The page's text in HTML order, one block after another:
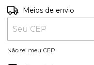
Entregas para o CEP:
Meios de envio
Não sei meu CEP